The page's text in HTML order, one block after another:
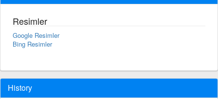
Resimler
Google Resimler
Bing Resimler
History